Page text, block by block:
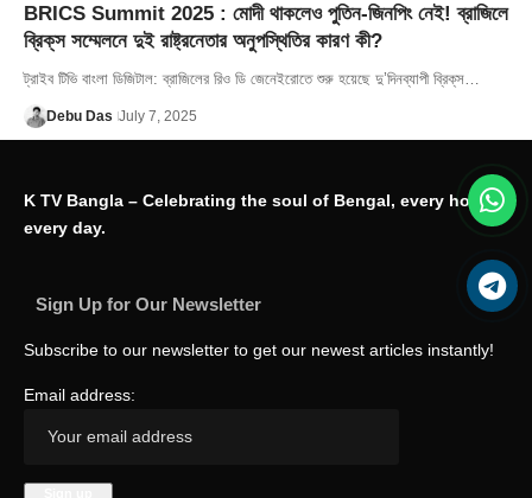
BRICS Summit 2025 : মোদী থাকলেও পুতিন-জিনপিং নেই! ব্রাজিলে
ব্রিক্‌স সম্মেলনে দুই রাষ্ট্রনেতার অনুপস্থিতির কারণ কী?
ট্রাইব টিভি বাংলা ডিজিটাল: ব্রাজিলের রিও ডি জেনেইরোতে শুরু হয়েছে দু’দিনব্যাপী ব্রিক্‌স…
Debu Das July 7, 2025
K TV Bangla – Celebrating the soul of Bengal, every hour,
every day.
Sign Up for Our Newsletter
Subscribe to our newsletter to get our newest articles instantly!
Email address: